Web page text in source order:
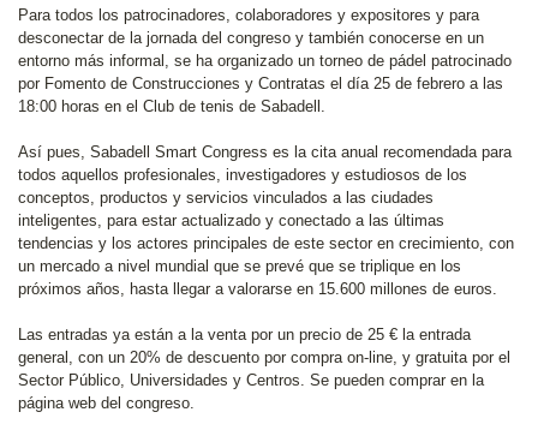
Para todos los patrocinadores, colaboradores y expositores y para
desconectar de la jornada del congreso y también conocerse en un
entorno más informal, se ha organizado un torneo de pádel patrocinado
por Fomento de Construcciones y Contratas el día 25 de febrero a las
18:00 horas en el Club de tenis de Sabadell.
Así pues, Sabadell Smart Congress es la cita anual recomendada para
todos aquellos profesionales, investigadores y estudiosos de los
conceptos, productos y servicios vinculados a las ciudades
inteligentes, para estar actualizado y conectado a las últimas
tendencias y los actores principales de este sector en crecimiento, con
un mercado a nivel mundial que se prevé que se triplique en los
próximos años, hasta llegar a valorarse en 15.600 millones de euros.
Las entradas ya están a la venta por un precio de 25 € la entrada
general, con un 20% de descuento por compra on-line, y gratuita por el
Sector Público, Universidades y Centros. Se pueden comprar en la
página web del congreso.